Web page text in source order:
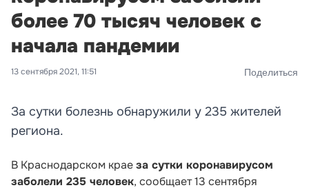
более 70 тысяч человек с
начала пандемии
13 сентября 2021, 11:51 Поделиться
За сутки болезнь обнаружили у 235 жителей
региона.
В Краснодарском краеза сутки коронавирусом
заболели 235 человек, сообщает 13 сентября